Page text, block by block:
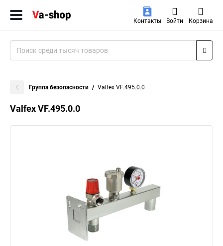
Контакты Войти Корзина
Группа безопасности Valfex VF.495.0.0
Valfex VF.495.0.0